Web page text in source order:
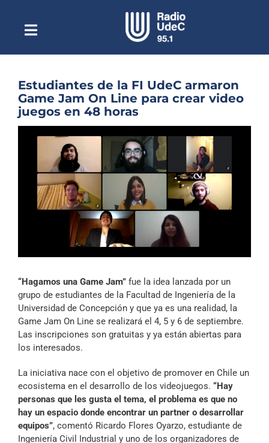
contenidoToggle
NavigationEscuchar Radio UdeC en vivo
Quiénes Somos
Programación
Podcast
Noticias
Reportajes
Columnas
Música Clásica
Archivo Sonoro
Estudiantes de la FI UdeC armaron
Game Jam On Line para crear video
juegos en 48 horas
grande
“Hagamos una Game Jam” fue la idea lanzada por un
grupo de estudiantes de la Facultad de Ingeniería de la
Universidad de Concepción y que ya es una realidad, la
Game Jam On Line se realizará el 4, 5 y 6 de septiembre.
Las inscripciones son gratuitas y ya están abiertas para
los interesados.
La iniciativa nace con el objetivo de promover en Chile un
ecosistema en el desarrollo de los videojuegos. “Hay
personas que les gusta el tema, el problema es que no
hay un espacio donde encontrar un partner o desarrollar
equipos”, comentó Ricardo Flores Oyarzo, estudiante de
Ingeniería Civil Industrial y uno de los organizadores de